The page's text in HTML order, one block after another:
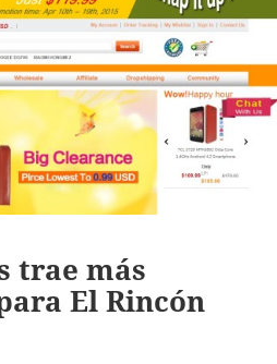
trae más
El Rincón